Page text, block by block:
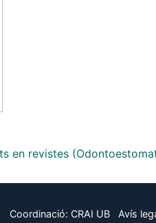
en revistes
Coordinació: CRAI UB Avís